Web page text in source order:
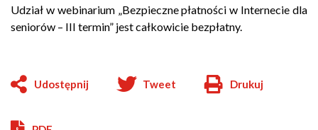
Udział w webinarium „Bezpieczne płatności w Internecie dla
seniorów – III termin” jest całkowicie bezpłatny.
Udostępnij Tweet
Will
Drukuj